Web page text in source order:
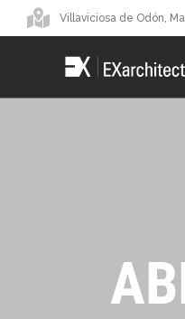
Villaviciosa de Odón,